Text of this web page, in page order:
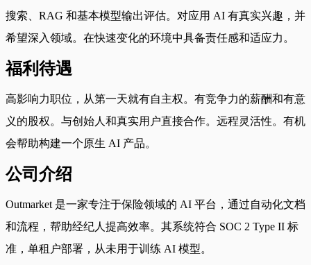
搜索、RAG 和基本模型输出评估。对应用 AI 有真实兴趣，并
希望深入领域。在快速变化的环境中具备责任感和适应力。
福利待遇
高影响力职位，从第一天就有自主权。有竞争力的薪酬和有意
义的股权。与创始人和真实用户直接合作。远程灵活性。有机
会帮助构建一个原生 AI 产品。
公司介绍
Outmarket 是一家专注于保险领域的 AI 平台，通过自动化文档
和流程，帮助经纪人提高效率。其系统符合 SOC 2 Type II 标
准，单租户部署，从未用于训练 AI 模型。